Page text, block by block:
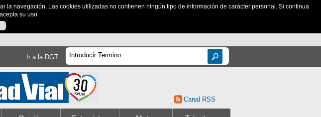
navegación. Las cookies utilizadas no contienen ningún tipo de información de carácter personal. Si continua
su uso.
Ir a la DGT
Canal RSS